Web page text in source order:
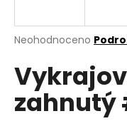
Průměrné
produktu
je
z
Neohodnoceno
zahnutý
j
t
?